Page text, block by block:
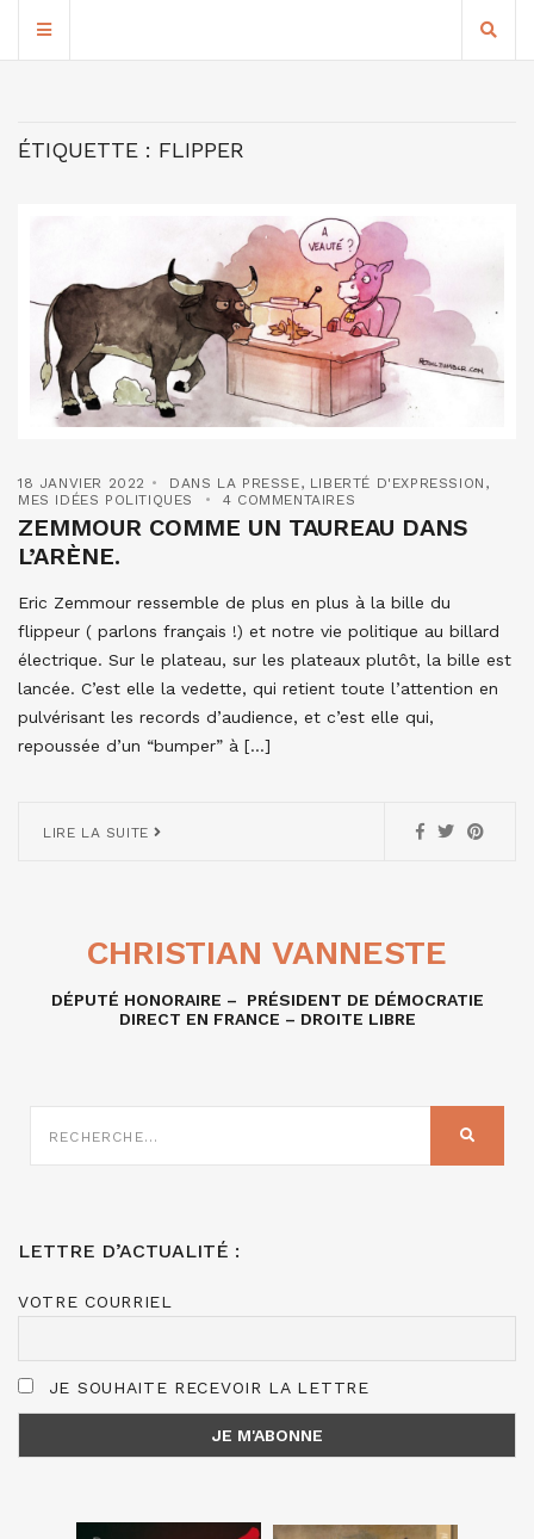
ÉTIQUETTE : FLIPPER
18 JANVIER 2022 DANS LA PRESSE, LIBERTÉ D'EXPRESSION ,
MES IDÉES POLITIQUES
4 COMMENTAIRES
ZEMMOUR COMME UN TAUREAU DANS
L’ARÈNE.
Eric Zemmour ressemble de plus en plus à la bille du
flippeur ( parlons français !) et notre vie politique au billard
électrique. Sur le plateau, sur les plateaux plutôt, la bille est
lancée. C’est elle la vedette, qui retient toute l’attention en
pulvérisant les records d’audience, et c’est elle qui,
repoussée d’un “bumper” à […]
LIRE LA SUITE
CHRISTIAN VANNESTE
DÉPUTÉ HONORAIRE – PRÉSIDENT DE DÉMOCRATIE
DIRECT EN FRANCE – DROITE LIBRE
SUR
LETTRE D’ACTUALITÉ :
VOTRE COURRIEL
JE SOUHAITE RECEVOIR LA LETTRE